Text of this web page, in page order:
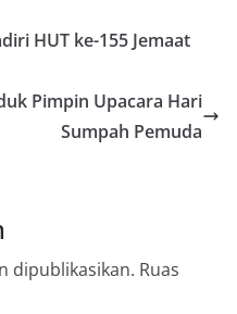
HUT ke-155 Jemaat
Pimpin Upacara Hari
Sumpah Pemuda
dipublikasikan. Ruas